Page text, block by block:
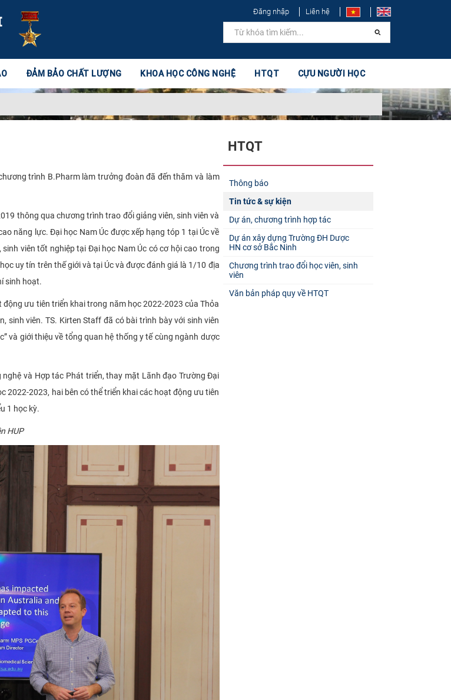
Đăng nhập Liên hệ
ĐẢM BẢO CHẤT LƯỢNG KHOA HỌC CÔNG NGHỆ HTQT CỰU NGƯỜI HỌC
trình B.Pharm làm trưởng đoàn đã đến thăm và làm
thông qua chương trình trao đổi giảng viên, sinh viên và
năng lực. Đại học Nam Úc được xếp hạng tóp 1 tại Úc về
viên tốt nghiệp tại Đại học Nam Úc có cơ hội cao trong
uy tín trên thế giới và tại Úc và được đánh giá là 1/10 địa
sinh hoạt.
ưu tiên triển khai trong năm học 2022-2023 của Thỏa
viên. TS. Kirten Staff đã có bài trình bày với sinh viên
và giới thiệu về tổng quan hệ thống y tế cùng ngành dược
và Hợp tác Phát triển, thay mặt Lãnh đạo Trường Đại
2022-2023, hai bên có thể triển khai các hoạt động ưu tiên
1 học kỳ.
HUP
HTQT
Thông báo
Tin tức & sự kiện
Dự án, chương trình hợp tác
Dự án xây dựng Trường ĐH Dược
HN cơ sở Bắc Ninh
Chương trình trao đổi học viên, sinh
viên
Văn bản pháp quy về HTQT